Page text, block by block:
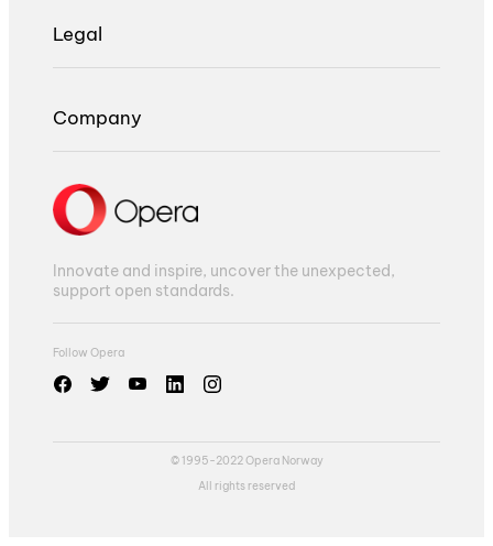
Legal
Company
Innovate and inspire, uncover the unexpected,
support open standards.
Follow Opera
© 1995-2022 Opera Norway
All rights reserved